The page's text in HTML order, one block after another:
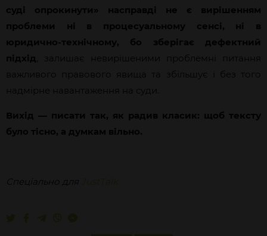
суді опрокинути» насправді не є вирішенням
проблеми ні в процесуальному сенсі, ні в
юридично-технічному, бо зберігає дефектний
підхід , залишає невирішеними проблемні питання
важливого правового явища та збільшує і без того
надмірне навантаження на суди.
Вихід — писати так, як радив класик: щоб тексту
було тісно, а думкам вільно.
Спеціально для